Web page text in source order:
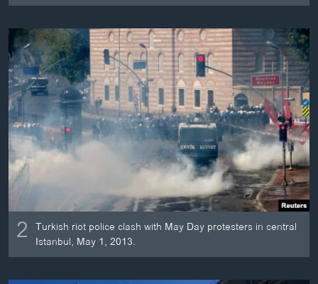
2 Turkish riot police clash with May Day protesters in central
Istanbul, May 1, 2013.